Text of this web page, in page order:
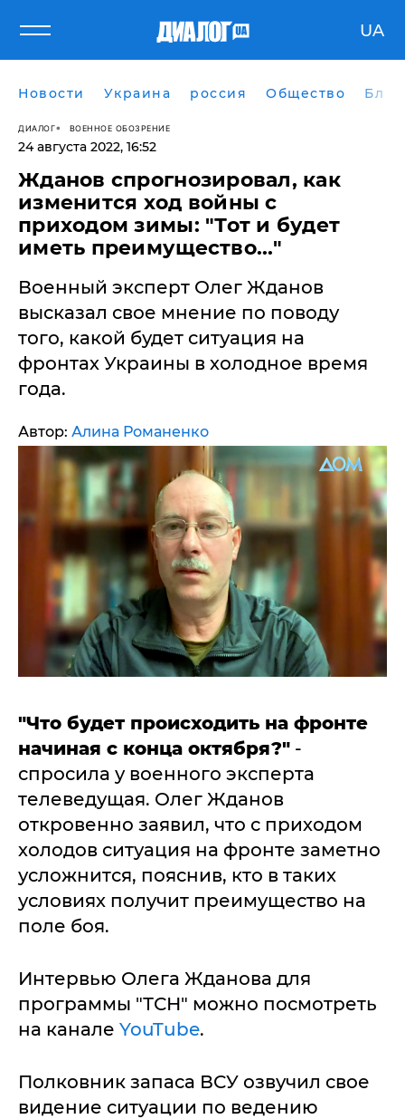
UA
Новости Украина россия Общество
ДИАЛОГ ВОЕННОЕ ОБОЗРЕНИЕ
24 августа 2022, 16:52
Жданов спрогнозировал, как
изменится ход войны с
приходом зимы: "Тот и будет
иметь преимущество..."
Военный эксперт Олег Жданов
высказал свое мнение по поводу
того, какой будет ситуация на
фронтах Украины в холодное время
года.
Автор: Алина Романенко
"Что будет происходить на фронте
начиная с конца октября?" -
спросила у военного эксперта
телеведущая. Олег Жданов
откровенно заявил, что с приходом
холодов ситуация на фронте заметно
усложнится, пояснив, кто в таких
условиях получит преимущество на
поле боя.
Интервью Олега Жданова для
программы "ТСН" можно посмотреть
на канале YouTube.
Полковник запаса ВСУ озвучил свое
видение ситуации по ведению